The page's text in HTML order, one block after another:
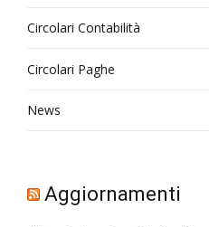
Circolari Contabilità
Circolari Paghe
News
Aggiornamenti